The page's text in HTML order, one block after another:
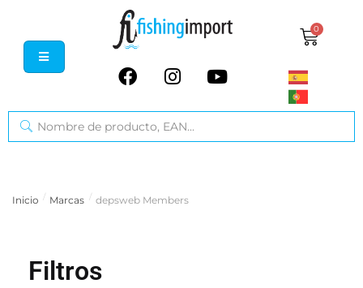
0
Inicio / Marcas / depsweb Members
Filtros